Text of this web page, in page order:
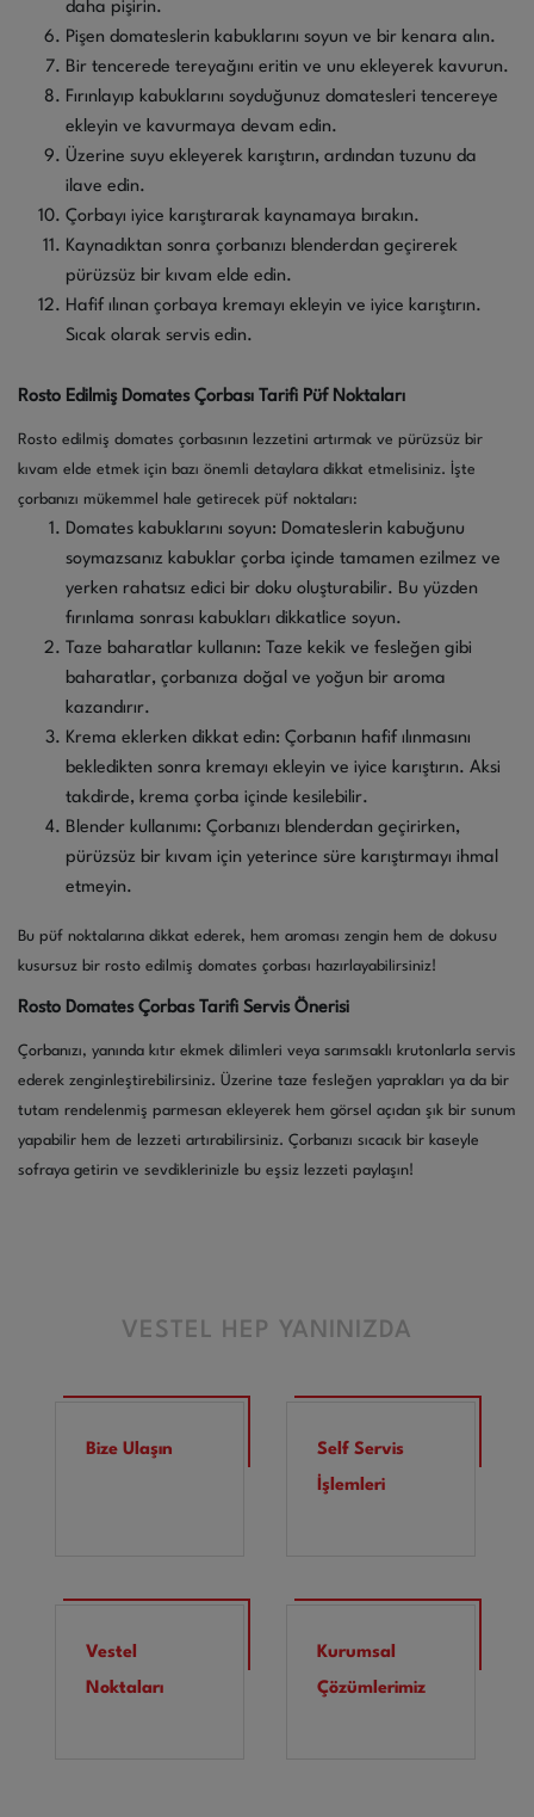
daha pişirin.
Pişen domateslerin kabuklarını soyun ve bir kenara alın.
Bir tencerede tereyağını eritin ve unu ekleyerek kavurun.
Fırınlayıp kabuklarını soyduğunuz domatesleri tencereye
ekleyin ve kavurmaya devam edin.
Üzerine suyu ekleyerek karıştırın, ardından tuzunu da
ilave edin.
Çorbayı iyice karıştırarak kaynamaya bırakın.
Kaynadıktan sonra çorbanızı blenderdan geçirerek
pürüzsüz bir kıvam elde edin.
Hafif ılınan çorbaya kremayı ekleyin ve iyice karıştırın.
Sıcak olarak servis edin.
Rosto Edilmiş Domates Çorbası Tarifi Püf Noktaları
Rosto edilmiş domates çorbasının lezzetini artırmak ve pürüzsüz bir
kıvam elde etmek için bazı önemli detaylara dikkat etmelisiniz. İşte
çorbanızı mükemmel hale getirecek püf noktaları:
Domates kabuklarını soyun: Domateslerin kabuğunu
soymazsanız kabuklar çorba içinde tamamen ezilmez ve
yerken rahatsız edici bir doku oluşturabilir. Bu yüzden
fırınlama sonrası kabukları dikkatlice soyun.
Taze baharatlar kullanın: Taze kekik ve fesleğen gibi
baharatlar, çorbanıza doğal ve yoğun bir aroma
kazandırır.
Krema eklerken dikkat edin: Çorbanın hafif ılınmasını
bekledikten sonra kremayı ekleyin ve iyice karıştırın. Aksi
takdirde, krema çorba içinde kesilebilir.
Blender kullanımı: Çorbanızı blenderdan geçirirken,
pürüzsüz bir kıvam için yeterince süre karıştırmayı ihmal
etmeyin.
Bu püf noktalarına dikkat ederek, hem aroması zengin hem de dokusu
kusursuz bir rosto edilmiş domates çorbası hazırlayabilirsiniz!
Rosto Domates Çorbas Tarifi Servis Önerisi
Çorbanızı, yanında kıtır ekmek dilimleri veya sarımsaklı krutonlarla servis
ederek zenginleştirebilirsiniz. Üzerine taze fesleğen yaprakları ya da bir
tutam rendelenmiş parmesan ekleyerek hem görsel açıdan şık bir sunum
yapabilir hem de lezzeti artırabilirsiniz. Çorbanızı sıcacık bir kaseyle
sofraya getirin ve sevdiklerinizle bu eşsiz lezzeti paylaşın!
VESTEL HEP YANINIZDA
Bize Ulaşın
Self Servis
İşlemleri
Vestel
Noktaları
Kurumsal
Çözümlerimiz